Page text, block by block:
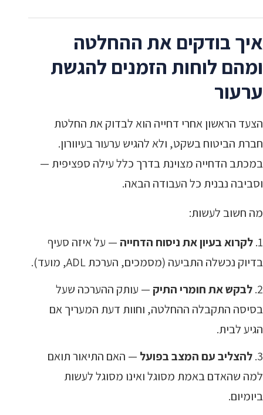
איך בודקים את ההחלטה
ומהם לוחות הזמנים להגשת
ערעור
הצעד הראשון אחרי דחייה הוא לבדוק את החלטת
חברת הביטוח בשקט, ולא להגיש ערעור בעיוורון.
במכתב הדחייה מצוינת בדרך כלל עילה ספציפית —
וסביבה נבנית כל העבודה הבאה.
מה חשוב לעשות:
לקרוא בעיון את ניסוח הדחייה — על איזה סעיף
בדיוק נכשלה התביעה (מסמכים, הערכת ADL, מועד).
לבקש את חומרי התיק — עותק ההערכה שעל
בסיסה התקבלה ההחלטה, וחוות דעת המעריך אם
הגיע לבית.
להצליב עם המצב בפועל — האם התיאור תואם
למה שהאדם באמת מסוגל ואינו מסוגל לעשות
ביומיום.